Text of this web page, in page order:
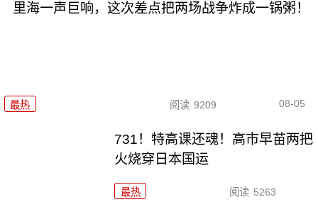
里海一声巨响，这次差点把两场战争炸成一锅粥！
最热 阅读 9209 08-05
731！特高课还魂！高市早苗两把
火烧穿日本国运
最热 阅读 5263